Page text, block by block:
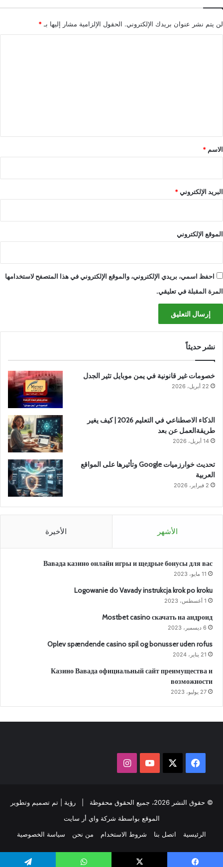
لن يتم نشر عنوان بريدك الإلكتروني. الحقول الإلزامية مشار إليها بـ*
*
الاسم *
البريد الإلكتروني*
الموقع الإلكتروني
احفظ اسمي، بريدي الإلكتروني، والموقع الإلكتروني في هذا المتصفح لاستخدامها
المرة المقبلة في تعليقي.
نشر حديثاً
خصومات غير قانونية في يمن موبايل تثير الجدل
22 أبريل، 2026
الذكاء الاصطناعي في التعليم 2026 | كيف يغير
طريقةالعمل عن بعد
14 أبريل، 2026
تحديث خوارزميات Google وتأثيرها على المواقع
العربية
2 فبراير، 2026
الأشهر الأخيرة
Вавада казино онлайн игры и щедрые бонусы для вас
11 مايو، 2023
Logowanie do Vavady instrukcja krok po kroku
1 أغسطس، 2023
Mostbet casino скачать на андроид
6 ديسمبر، 2023
Oplev spændende casino spil og bonusser uden rofus
21 يناير، 2024
Казино Вавада официальный сайт преимущества и
возможности
27 يوليو، 2023
فيسبوك ‫YouTubeانستقرام
© حقوق النشر 2026، جميع الحقوق محفوظة | رؤية | تم تصميم وتطوير
الموقع بواسطة شركة واي أر سايت
الرئيسية
اتصل بنا شروط الاستخدام من نحن سياسة الخصوصية